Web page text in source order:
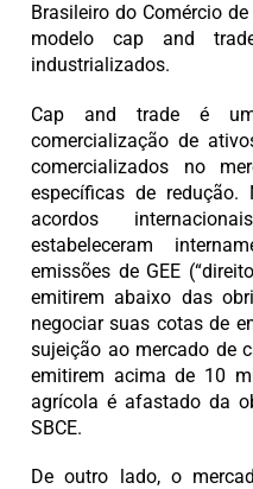
Brasileiro do Comércio
modelo cap and
industrializados.
Cap and trade é
comercialização de
comercializados no
específicas de
acordos
estabeleceram
emissões de GEE
emitirem abaixo das
negociar suas cotas de
sujeição ao mercado de
emitirem acima de 10
agrícola é afastado da
SBCE.
De outro lado, o